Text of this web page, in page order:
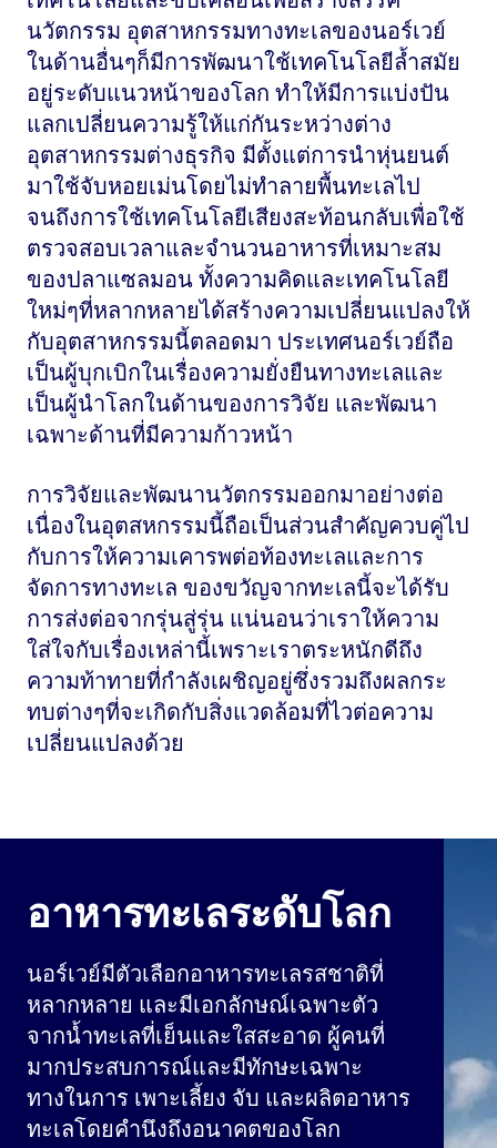
นวัตกรรม อุตสาหกรรมทางทะเลของนอร์เวย์
ในด้านอื่นๆก็มีการพัฒนาใช้เทคโนโลยีล้ำสมัย
อยู่ระดับแนวหน้าของโลก ทำให้มีการแบ่งปัน
แลกเปลี่ยนความรู้ให้แก่กันระหว่างต่าง
อุตสาหกรรมต่างธุรกิจ มีตั้งแต่การนำหุ่นยนต์
มาใช้จับหอยเม่นโดยไม่ทำลายพื้นทะเลไป
จนถึงการใช้เทคโนโลยีเสียงสะท้อนกลับเพื่อใช้
ตรวจสอบเวลาและจำนวนอาหารที่เหมาะสม
ของปลาแซลมอน ทั้งความคิดและเทคโนโลยี
ใหม่ๆที่หลากหลายได้สร้างความเปลี่ยนแปลงให้
กับอุตสาหกรรมนี้ตลอดมา ประเทศนอร์เวย์ถือ
เป็นผู้บุกเบิกในเรื่องความยั่งยืนทางทะเลและ
เป็นผู้นำโลกในด้านของการวิจัย และพัฒนา
เฉพาะด้านที่มีความก้าวหน้า
การวิจัยและพัฒนานวัตกรรมออกมาอย่างต่อ
เนื่องในอุตสหกรรมนี้ถือเป็นส่วนสำคัญควบคู่ไป
กับการให้ความเคารพต่อท้องทะเลและการ
จัดการทางทะเล ของขวัญจากทะเลนี้จะได้รับ
การส่งต่อจากรุ่นสู่รุ่น แน่นอนว่าเราให้ความ
ใส่ใจกับเรื่องเหล่านี้เพราะเราตระหนักดีถึง
ความท้าทายที่กำลังเผชิญอยู่ซึ่งรวมถึงผลกระ
ทบต่างๆที่จะเกิดกับสิ่งแวดล้อมที่ไวต่อความ
เปลี่ยนแปลงด้วย
อาหารทะเลระดับโลก
นอร์เวย์มีตัวเลือกอาหารทะเลรสชาติที่
หลากหลาย และมีเอกลักษณ์เฉพาะตัว
จากน้ำทะเลที่เย็นและใสสะอาด ผู้คนที่
มากประสบการณ์และมีทักษะเฉพาะ
ทางในการ เพาะเลี้ยง จับ และผลิตอาหาร
ทะเลโดยคำนึงถึงอนาคตของโลก